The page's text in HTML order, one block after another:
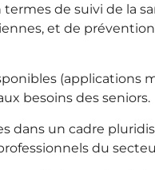
de suivi de la
et de
(applications
besoins des seniors.
dans un cadre
du